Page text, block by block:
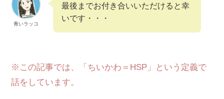
青いラッコ
最後までお付き合いいただけると幸
いです・・・
※この記事では、「ちいかわ＝HSP」という定義で
話をしています。